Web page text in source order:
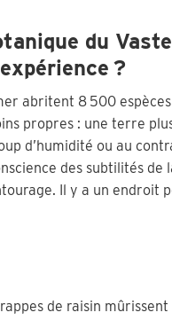
du
?
abritent 8 500
propres : une terre
d’humidité ou au
des subtilités
Il y a un endroit
de raisin